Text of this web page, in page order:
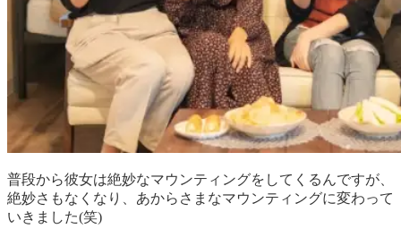
普段から彼女は絶妙なマウンティングをしてくるんですが、
絶妙さもなくなり、あからさまなマウンティングに変わって
いきました(笑)